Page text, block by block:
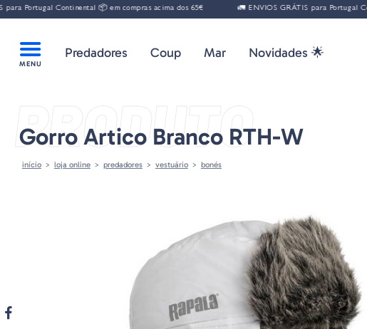
Portugal Continental 📦 em compras acima dos 65€ 🚛 ENVIOS GRÁTIS para Portugal
Predadores Coup Mar Novidades 🌟
PRODUTO
Gorro Artico Branco RTH-W
início loja online predadores vestuário bonés